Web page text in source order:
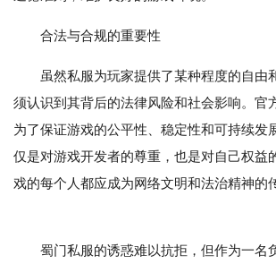
合法与合规的重要性
虽然私服为玩家提供了某种程度的自由
须认识到其背后的法律风险和社会影响。官
为了保证游戏的公平性、稳定性和可持续发
仅是对游戏开发者的尊重，也是对自己权益
戏的每个人都应成为网络文明和法治精神的
蜀门私服的诱惑难以抗拒，但作为一名